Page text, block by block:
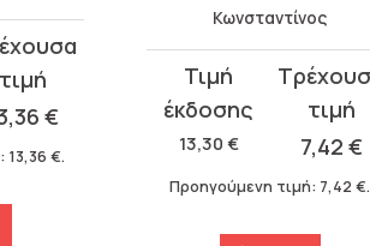
€
13,36 €.
Κωνσταντίνος
13,30 €
Original
price
was:
13,30 €.
7,42 €
τρέχουσα
τιμή
είναι:
Προηγούμενη τιμή: 7,42€.